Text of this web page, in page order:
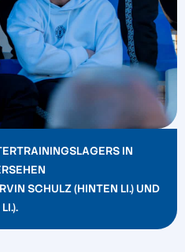
IN
SCHULZ (HINTEN LI.) UND